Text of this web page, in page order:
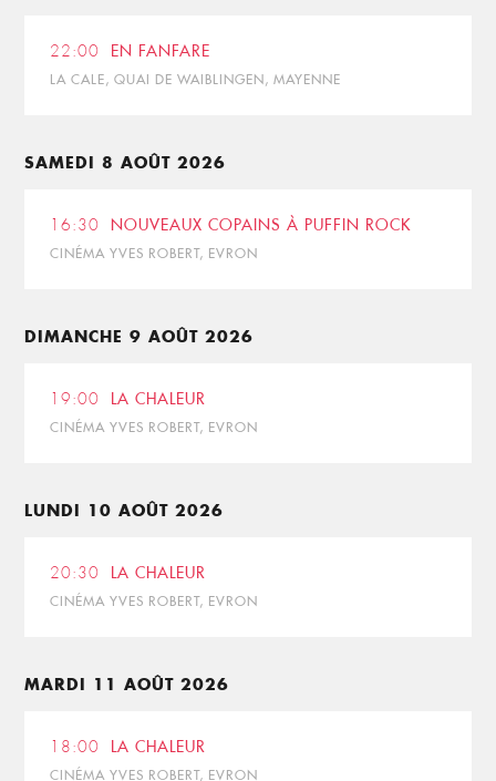
22:00 EN FANFARE
LA CALE, QUAI DE WAIBLINGEN, MAYENNE
SAMEDI 8 AOÛT 2026
16:30 NOUVEAUX COPAINS À PUFFIN ROCK
CINÉMA YVES ROBERT, EVRON
DIMANCHE 9 AOÛT 2026
19:00 LA CHALEUR
CINÉMA YVES ROBERT, EVRON
LUNDI 10 AOÛT 2026
20:30 LA CHALEUR
CINÉMA YVES ROBERT, EVRON
MARDI 11 AOÛT 2026
18:00 LA CHALEUR
CINÉMA YVES ROBERT, EVRON